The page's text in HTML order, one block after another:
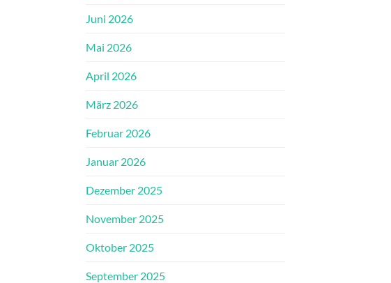
Juni 2026
Mai 2026
April 2026
März 2026
Februar 2026
Januar 2026
Dezember 2025
November 2025
Oktober 2025
September 2025